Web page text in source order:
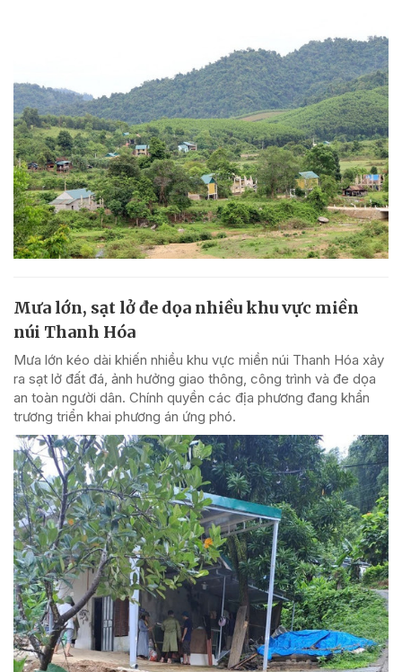
Mưa lớn, sạt lở đe dọa nhiều khu vực miền
núi Thanh Hóa
Mưa lớn kéo dài khiến nhiều khu vực miền núi Thanh Hóa xảy
ra sạt lở đất đá, ảnh hưởng giao thông, công trình và đe dọa
an toàn người dân. Chính quyền các địa phương đang khẩn
trương triển khai phương án ứng phó.